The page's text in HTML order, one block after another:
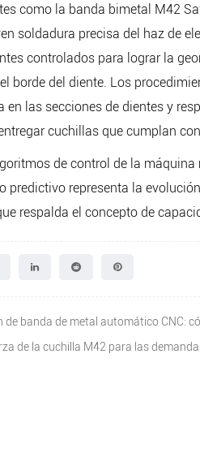
como la banda bimetal M42
soldadura precisa del haz de
controlados para lograr la
borde del diente. Los
en las secciones de dientes y
cuchillas que cumplan
de control de la
predictivo representa la
respalda el concepto de
banda de metal automático CNC:
de la cuchilla M42 para las